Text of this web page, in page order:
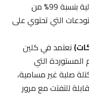
بماكينات الجلي، مما يضمن بيئة عمل خالية بنسبة 99% من
التي تحتوي على
نعتمد في كلين
التي
صلبة غير مسامية،
للتفتت مع مرور